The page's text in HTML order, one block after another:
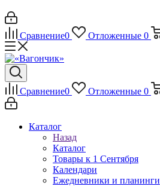
Сравнение0 Отложенные 0
Сравнение0 Отложенные 0
Каталог
Назад
Каталог
Товары к 1 Сентября
Календари
Ежедневники и планинги